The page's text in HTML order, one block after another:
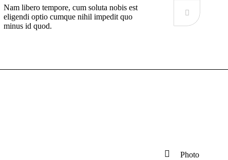
Nam libero tempore, cum soluta nobis est
eligendi optio cumque nihil impedit quo
minus id quod.
Photo